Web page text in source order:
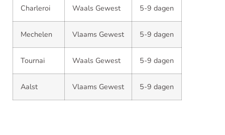
Charleroi Waals Gewest 5-9 dagen
Mechelen Vlaams Gewest 5-9 dagen
Tournai Waals Gewest 5-9 dagen
Aalst Vlaams Gewest 5-9 dagen